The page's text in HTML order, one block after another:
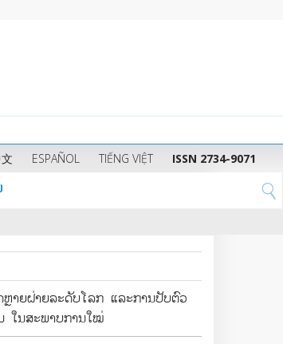
ESPAÑOL TIẾNG VIỆT ISSN 2734-9071
ຫຼາຍຝ່າຍລະດັບໂລກ ແລະການປັບຕົວ
ໃນສະພາບການໃໝ່